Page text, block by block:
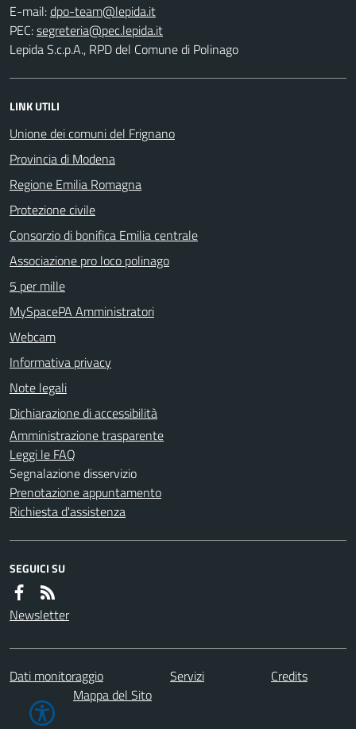
E-mail:
PEC:
Lepida S.c.p.A., RPD del Comune di Polinago
LINK UTILI
Unione dei comuni del Frignano
Provincia di Modena
Regione Emilia Romagna
Protezione civile
Consorzio di bonifica Emilia centrale
Associazione pro loco polinago
5 per mille
MySpacePA Amministratori
Webcam
Informativa privacy
Note legali
Dichiarazione di accessibilità
Amministrazione trasparente
Leggi le FAQ
Segnalazione disservizio
Prenotazione appuntamento
Richiesta d'assistenza
SEGUICI SU
Newsletter
Dati monitoraggio Servizi
Credits
Mappa del Sito